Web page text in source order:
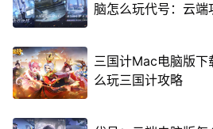
脑怎么玩代号：云端
三国计Mac电脑版
么玩三国计攻略